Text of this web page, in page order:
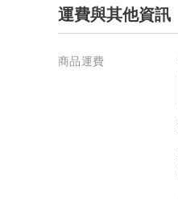
運費與其他資訊
商品運費